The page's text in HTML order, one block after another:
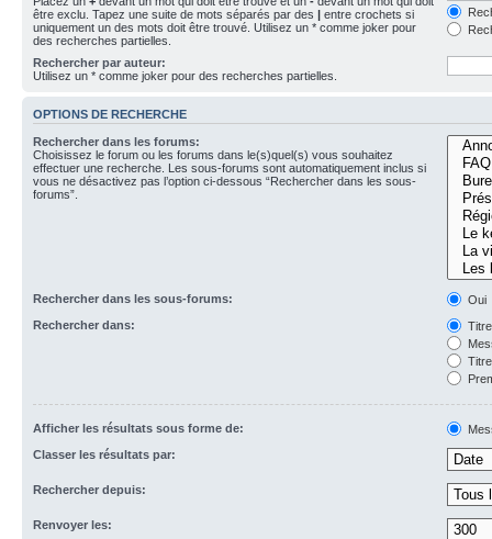
être exclu. Tapez une suite de mots séparés par des | entre crochets si
uniquement un des mots doit être trouvé. Utilisez un * comme joker pour
des recherches partielles.
Rechercher par auteur:
Utilisez un * comme joker pour des recherches partielles.
OPTIONS DE RECHERCHE
Rechercher dans les forums:
Choisissez le forum ou les forums dans le(s)quel(s) vous souhaitez
effectuer une recherche. Les sous-forums sont automatiquement inclus si
vous ne désactivez pas l’option ci-dessous “Rechercher dans les sous-
forums”.
Rechercher dans les sous-forums:
Oui
Rechercher dans:
Afficher les résultats sous forme de:
Classer les résultats par:
Rechercher depuis:
Renvoyer les: